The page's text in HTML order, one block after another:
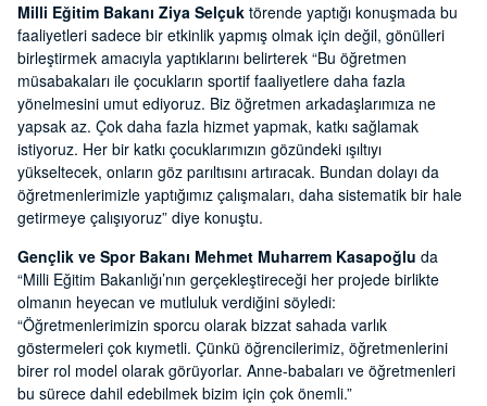
Milli Eğitim Bakanı Ziya Selçuk törende yaptığı konuşmada bu
faaliyetleri sadece bir etkinlik yapmış olmak için değil, gönülleri
birleştirmek amacıyla yaptıklarını belirterek “Bu öğretmen
müsabakaları ile çocukların sportif faaliyetlere daha fazla
yönelmesini umut ediyoruz. Biz öğretmen arkadaşlarımıza ne
yapsak az. Çok daha fazla hizmet yapmak, katkı sağlamak
istiyoruz. Her bir katkı çocuklarımızın gözündeki ışıltıyı
yükseltecek, onların göz parıltısını artıracak. Bundan dolayı da
öğretmenlerimizle yaptığımız çalışmaları, daha sistematik bir hale
getirmeye çalışıyoruz” diye konuştu.
Gençlik ve Spor Bakanı Mehmet Muharrem Kasapoğlu da
“Milli Eğitim Bakanlığı’nın gerçekleştireceği her projede birlikte
olmanın heyecan ve mutluluk verdiğini söyledi:
“Öğretmenlerimizin sporcu olarak bizzat sahada varlık
göstermeleri çok kıymetli. Çünkü öğrencilerimiz, öğretmenlerini
birer rol model olarak görüyorlar. Anne-babaları ve öğretmenleri
bu sürece dahil edebilmek bizim için çok önemli.”